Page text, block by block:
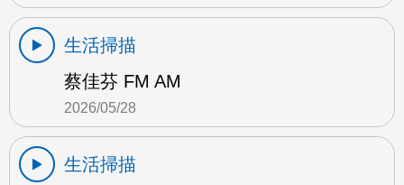
生活掃描
蔡佳芬 FM AM
2026/05/28
生活掃描